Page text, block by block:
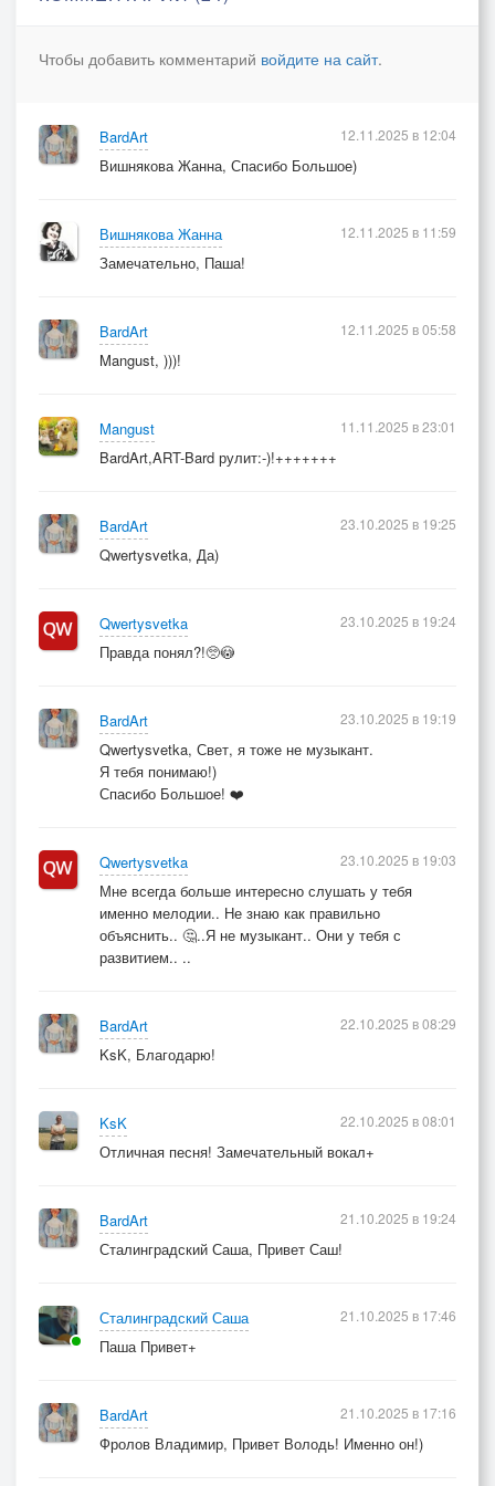
Чтобы добавить комментарий войдите на сайт.
BardArt
Вишнякова Жанна, Спасибо Большое)
12.11.2025 в 12:04
Вишнякова Жанна
Замечательно, Паша!
12.11.2025 в 11:59
BardArt
Mangust, )))!
12.11.2025 в 05:58
Mangust
BardArt,ART-Bard рулит:-)!+++++++
11.11.2025 в 23:01
BardArt
Qwertysvetka, Да)
23.10.2025 в 19:25
Qwertysvetka
Правда понял?!🥺😳
23.10.2025 в 19:24
BardArt
Qwertysvetka, Свет, я тоже не музыкант.
Я тебя понимаю!)
Спасибо Большое! ❤️
23.10.2025 в 19:19
Qwertysvetka
Мне всегда больше интересно слушать у тебя
именно мелодии.. Не знаю как правильно
объяснить.. 🤔..Я не музыкант.. Они у тебя с
развитием.. ..
23.10.2025 в 19:03
BardArt
KsK, Благодарю!
22.10.2025 в 08:29
KsK
Отличная песня! Замечательный вокал+
22.10.2025 в 08:01
BardArt
Сталинградский Саша, Привет Саш!
21.10.2025 в 19:24
Сталинградский Саша
Паша Привет+
21.10.2025 в 17:46
BardArt
Фролов Владимир, Привет Володь! Именно он!)
21.10.2025 в 17:16